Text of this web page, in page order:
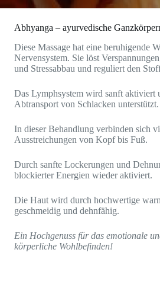
Abhyanga – ayurvedische
Diese Massage hat eine beruhigende
Nervensystem. Sie löst
und Stressabbau und reguliert den
Das Lymphsystem wird sanft aktiviert
Abtransport von Schlacken unterstützt.
In dieser Behandlung verbinden sich
Ausstreichungen von Kopf bis Fuß.
Durch sanfte Lockerungen und
blockierter Energien wieder aktiviert.
Die Haut wird durch hochwertige
geschmeidig und dehnfähig.
Ein Hochgenuss für das emotionale
körperliche Wohlbefinden!